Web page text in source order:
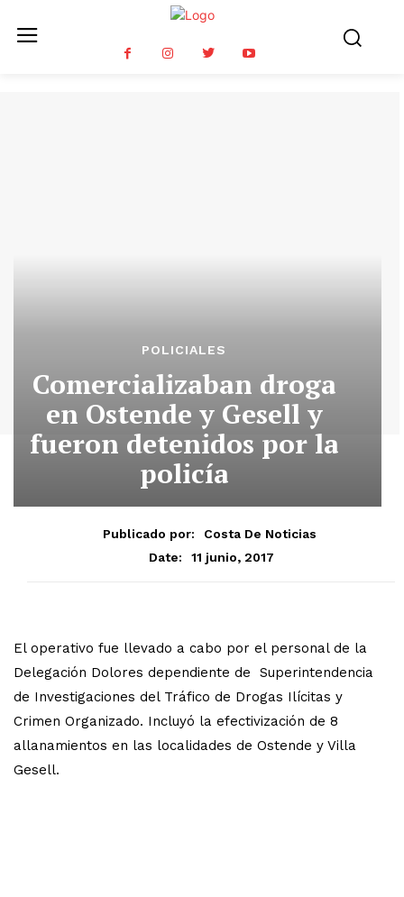
POLICIALES
Comercializaban droga
en Ostende y Gesell y
fueron detenidos por la
policía
Publicado por:
Costa De Noticias
Date:
11 junio, 2017
El operativo fue llevado a cabo por el personal de la
Delegación Dolores dependiente de Superintendencia
de Investigaciones del Tráfico de Drogas Ilícitas y
Crimen Organizado. Incluyó la efectivización de 8
allanamientos en las localidades de Ostende y Villa
Gesell.